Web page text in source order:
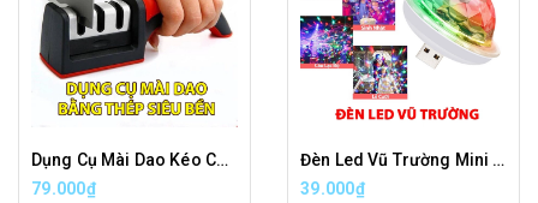
Dụng Cụ Mài Dao Kéo Cầm Tay Tiện Lợi
79.000₫
Đèn Led Vũ Trường Mini Cảm Ứng Theo Nhạc
39.000₫